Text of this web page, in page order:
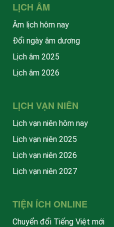
LỊCH ÂM
Âm lịch hôm nay
Đổi ngày âm dương
Lịch âm 2025
Lịch âm 2026
LỊCH VẠN NIÊN
Lịch vạn niên hôm nay
Lịch vạn niên 2025
Lịch vạn niên 2026
Lịch vạn niên 2027
TIỆN ÍCH ONLINE
Chuyển đổi Tiếng Việt mới